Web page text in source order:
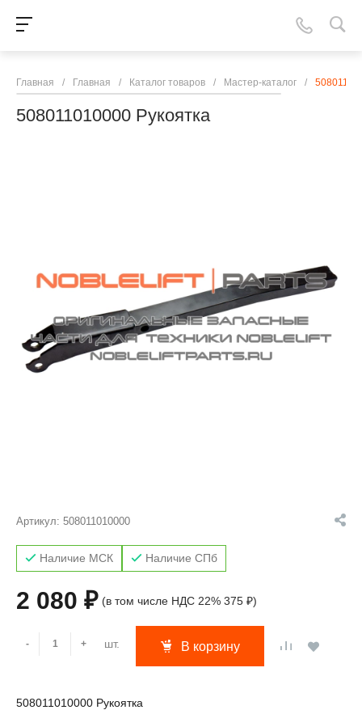
Главная / Главная / Каталог товаров / Мастер-каталог /
508011010000 Рукоятка
Артикул: 508011010000
Наличие МСК Наличие СПб
2 080 ₽ (в том числе НДС 22% 375 ₽)
- + шт. В корзину
508011010000 Рукоятка